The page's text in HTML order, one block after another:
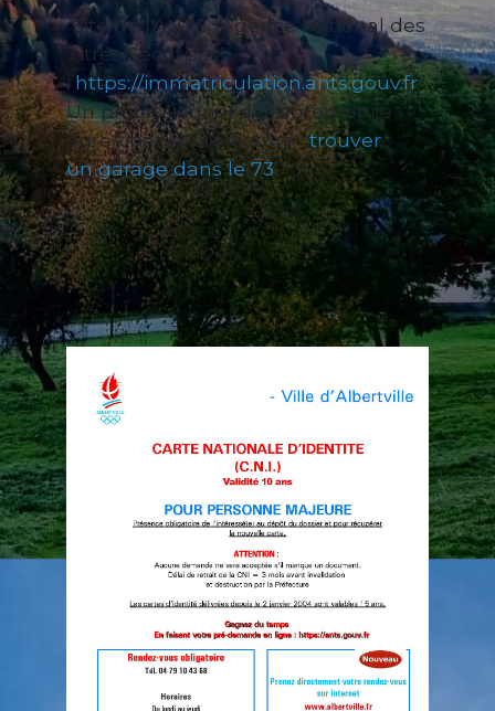
Site de l'ANTS (Agence National des
Titres Sécurisés)
: https://immatriculation.ants.gouv.fr
Un professionnel de l'automobile
agréé par la préfecture : trouver
un garage dans le 73